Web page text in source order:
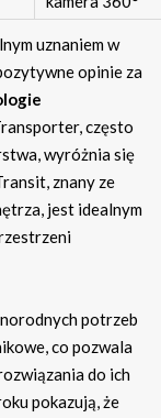
uznaniem w
opinie za
często
wyróżnia się
znany ze
jest idealnym
potrzeb
co pozwala
do ich
pokazują, że